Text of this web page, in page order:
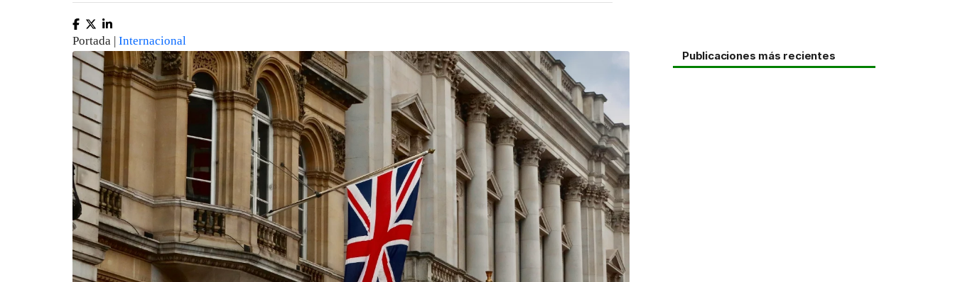
Portada | Internacional
Publicaciones más recientes